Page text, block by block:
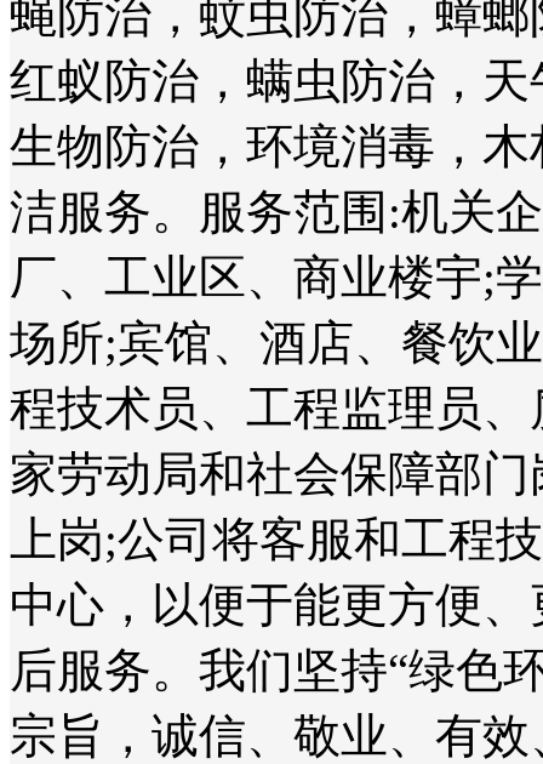
蝇防治，蚊虫防治，蟑
红蚁防治，螨虫防治，
生物防治，环境消毒，
洁服务。服务范围:机关
厂、工业区、商业楼宇;
场所;宾馆、酒店、餐饮
程技术员、工程监理员
家劳动局和社会保障部
上岗;公司将客服和工程
中心，以便于能更方便
后服务。我们坚持“绿色
宗旨，诚信、敬业、有